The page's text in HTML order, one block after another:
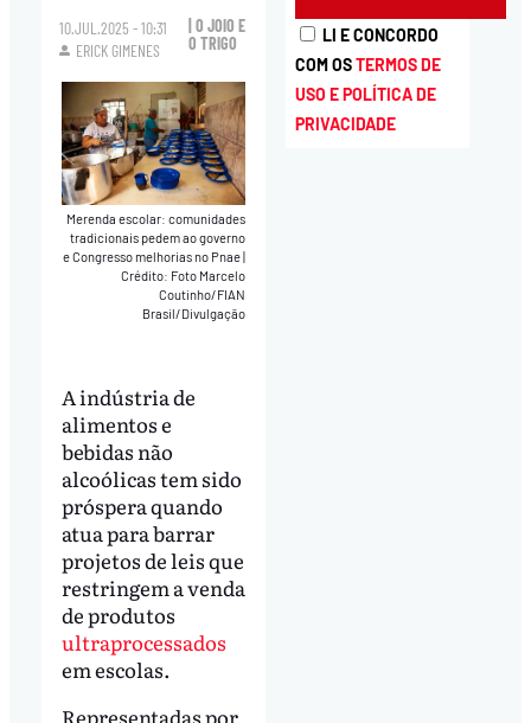
10.JUL.2025 - 10:31
ERICK GIMENES
| O JOIO E
O TRIGO
Merenda escolar: comunidades
tradicionais pedem ao governo
e Congresso melhorias no Pnae|
Crédito: Foto Marcelo
Coutinho/FIAN
Brasil/Divulgação
A indústria de
alimentos e
bebidas não
alcoólicas tem sido
próspera quando
atua para barrar
projetos de leis que
restringem a venda
de produtos
ultraprocessados
em escolas.
Representadas por
LI E CONCORDO
COM OSTERMOS DE
USO E POLÍTICA DE
PRIVACIDADE